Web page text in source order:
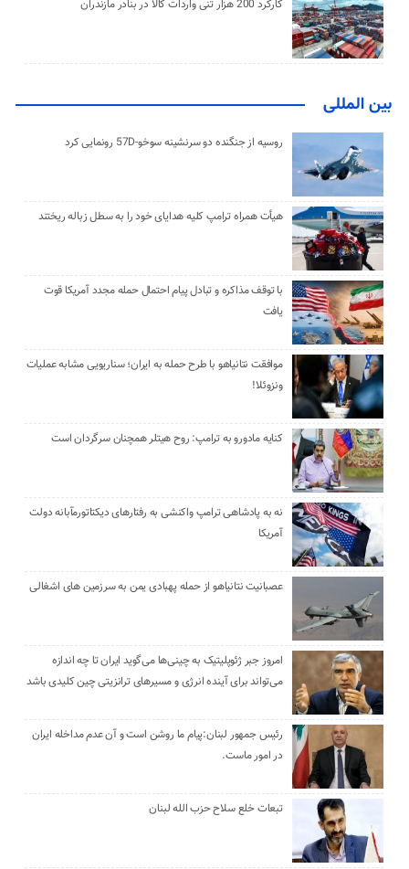
کارکرد 200 هزار تنی واردات کالا در بنادر مازندران
بین المللی
روسیه از جنگنده دو سرنشینه سوخو-57D رونمایی کرد
هیأت همراه ترامپ کلیه هدایای خود را به سطل زباله ریختند
با توقف مذاکره و تبادل پیام احتمال حمله مجدد آمریکا قوت
یافت
موافقت نتانیاهو با طرح حمله به ایران؛ سناریویی مشابه عملیات
ونزوئلا!
کنایه مادورو به ترامپ: روح هیتلر همچنان سرگردان است
نه به پادشاهی ترامپ واکنشی به رفتارهای دیکتاتورمآبانه دولت
آمریکا
عصبانیت نتانیاهو از حمله پهبادی یمن به سرزمین های اشغالی
امروز جبر ژئوپلیتیک به چینی‌ها می‌گوید ایران تا چه اندازه
می‌تواند برای آینده انرژی و مسیرهای ترانزیتی چین کلیدی باشد
رئیس جمهور لبنان:پیام ما روشن است و آن عدم مداخله ایران
در امور ماست.
تبعات خلع سلاح حزب الله لبنان